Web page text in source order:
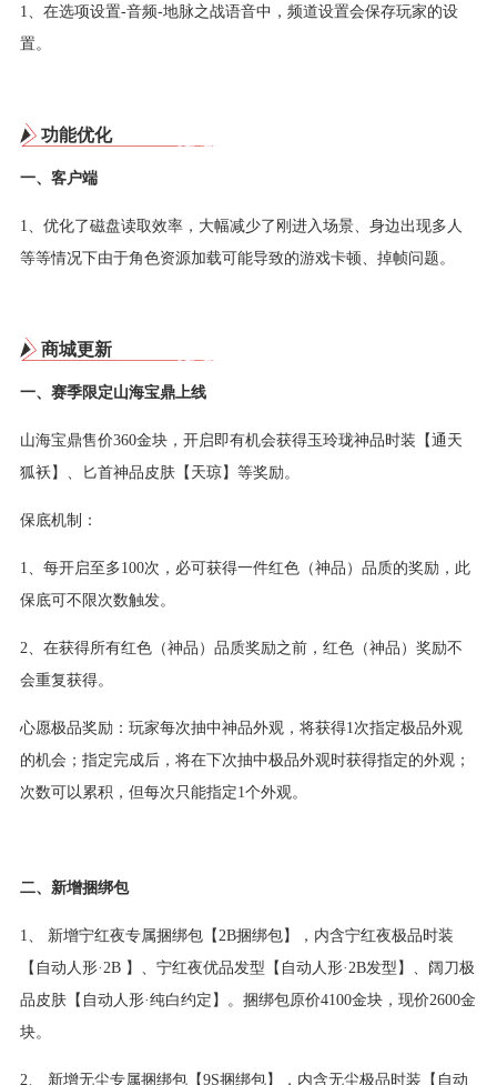
1、在选项设置-音频-地脉之战语音中，频道设置会保存玩家的设
置。
功能优化
一、客户端
1、优化了磁盘读取效率，大幅减少了刚进入场景、身边出现多人
等等情况下由于角色资源加载可能导致的游戏卡顿、掉帧问题。
商城更新
一、赛季限定山海宝鼎上线
山海宝鼎售价360金块，开启即有机会获得玉玲珑神品时装【通天
狐袄】、匕首神品皮肤【天琼】等奖励。
保底机制：
1、每开启至多100次，必可获得一件红色（神品）品质的奖励，此
保底可不限次数触发。
2、在获得所有红色（神品）品质奖励之前，红色（神品）奖励不
会重复获得。
心愿极品奖励：玩家每次抽中神品外观，将获得1次指定极品外观
的机会；指定完成后，将在下次抽中极品外观时获得指定的外观；
次数可以累积，但每次只能指定1个外观。
二、新增捆绑包
1、 新增宁红夜专属捆绑包【2B捆绑包】，内含宁红夜极品时装
【自动人形·2B 】、宁红夜优品发型【自动人形·2B发型】、阔刀极
品皮肤【自动人形·纯白约定】。捆绑包原价4100金块，现价2600金
块。
2、 新增无尘专属捆绑包【9S捆绑包】，内含无尘极品时装【自动